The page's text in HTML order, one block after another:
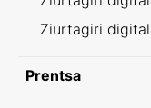
Ziurtagiri
Prentsa